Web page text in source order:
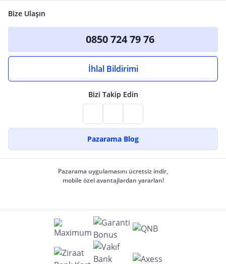
Bize Ulaşın
0850 724 79 76
İhlal Bildirimi
Bizi Takip Edin
Pazarama Blog
Pazarama uygulamasını ücretsiz indir,
mobile özel avantajlardan yararlan!